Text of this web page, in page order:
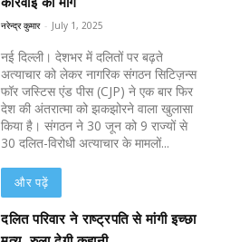
नरेन्द्र कुमार - July 1, 2025
नई दिल्ली। देशभर में दलितों पर बढ़ते
अत्याचार को लेकर नागरिक संगठन सिटिज़न्स
फॉर जस्टिस एंड पीस (CJP) ने एक बार फिर
देश की अंतरात्मा को झकझोरने वाला खुलासा
किया है। संगठन ने 30 जून को 9 राज्यों से
30 दलित-विरोधी अत्याचार के मामलों...
और पढ़ें
दलित परिवार ने राष्ट्रपति से मांगी इच्छा